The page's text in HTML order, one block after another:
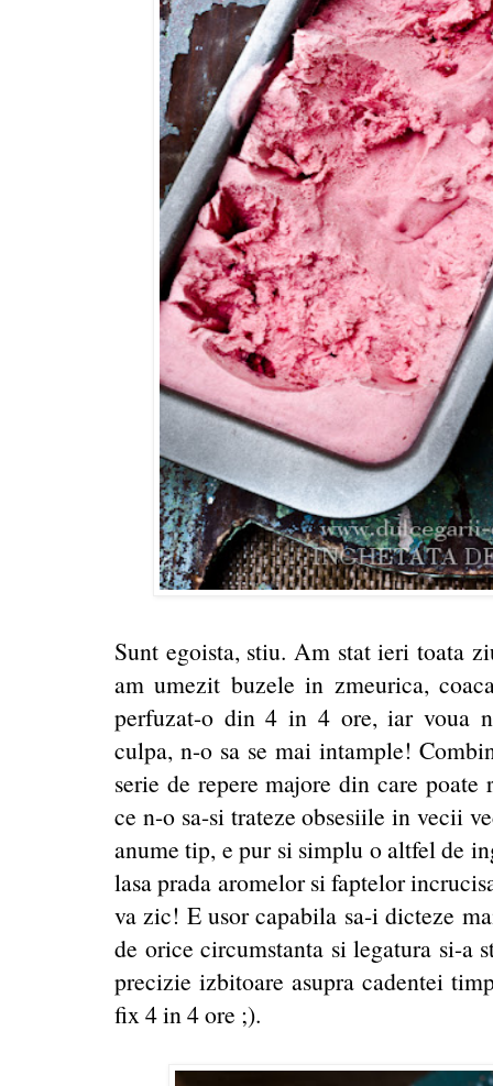
Sunt egoista, stiu. Am stat ieri toata
am umezit buzele in zmeurica,
perfuzat-o din 4 in 4 ore, iar voua
culpa, n-o sa se mai intample!
serie de repere majore din care
ce n-o sa-si trateze obsesiile in vecii
anume tip, e pur si simplu o altfel de
lasa prada aromelor si faptelor
va zic! E usor capabila sa-i dicteze
de orice circumstanta si legatura si-a
precizie izbitoare asupra cadentei
fix 4 in 4 ore ;).